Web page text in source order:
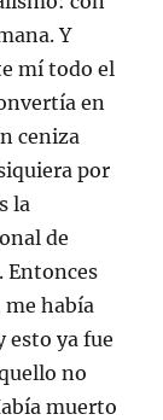
Y
mí todo el
en
ceniza
por
la
de
Entonces
me había
esto ya fue
no
muerto